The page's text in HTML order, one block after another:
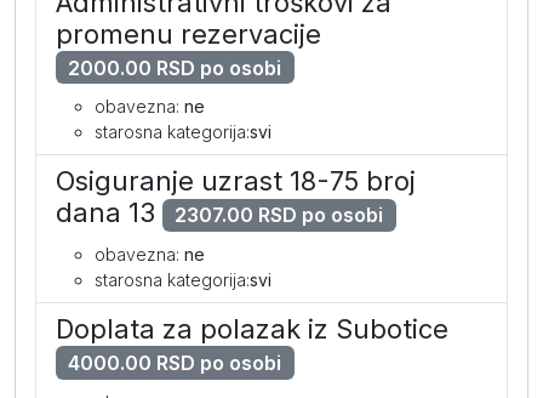
promenu rezervacije
2000.00 RSD po osobi
obavezna: ne
starosna kategorija:svi
Osiguranje uzrast 18-75 broj
dana 13
2307.00 RSD po osobi
obavezna: ne
starosna kategorija:svi
Doplata za polazak iz Subotice
4000.00 RSD po osobi